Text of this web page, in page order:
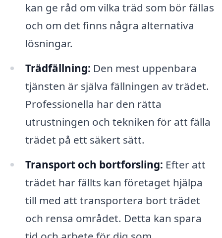
kan ge råd om vilka träd som bör fällas
och om det finns några alternativa
lösningar.
Trädfällning: Den mest uppenbara
tjänsten är själva fällningen av trädet.
Professionella har den rätta
utrustningen och tekniken för att fälla
trädet på ett säkert sätt.
Transport och bortforsling: Efter att
trädet har fällts kan företaget hjälpa
till med att transportera bort trädet
och rensa området. Detta kan spara